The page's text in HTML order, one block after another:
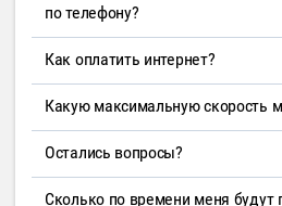
по телефону?
Как оплатить интернет?
Какую максимальную скорость
Остались вопросы?
Сколько по времени меня будут